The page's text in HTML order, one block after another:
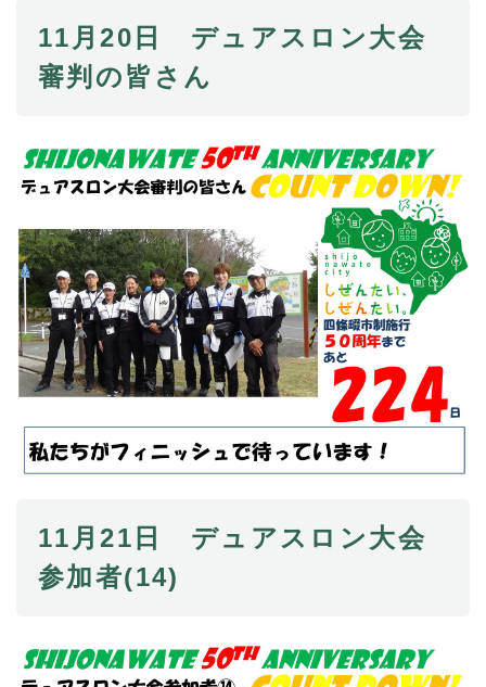
11月20日 デュアスロン大会
審判の皆さん
11月21日 デュアスロン大会
参加者(14)